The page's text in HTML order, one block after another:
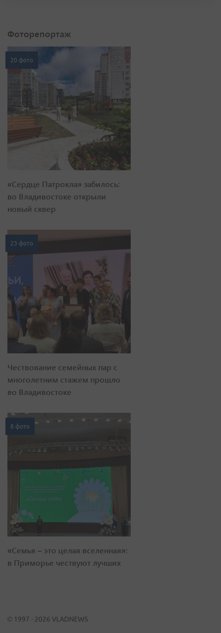
Фоторепортаж
20 фото
«Сердце Патрокла» забилось:
во Владивостоке открыли
новый сквер
23 фото
Чествование семейных пар с
многолетним стажем прошло
во Владивостоке
8 фото
«Семья – это целая вселенная»:
в Приморье чествуют лучших
© 1997 - 2026 VLADNEWS